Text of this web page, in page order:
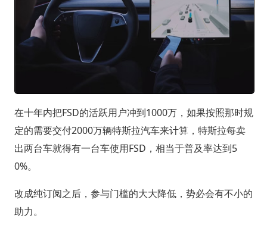
在十年内把FSD的活跃用户冲到1000万，如果按照那时规
定的需要交付2000万辆特斯拉汽车来计算，特斯拉每卖
出两台车就得有一台车使用FSD，相当于普及率达到5
0%。
改成纯订阅之后，参与门槛的大大降低，势必会有不小的
助力。